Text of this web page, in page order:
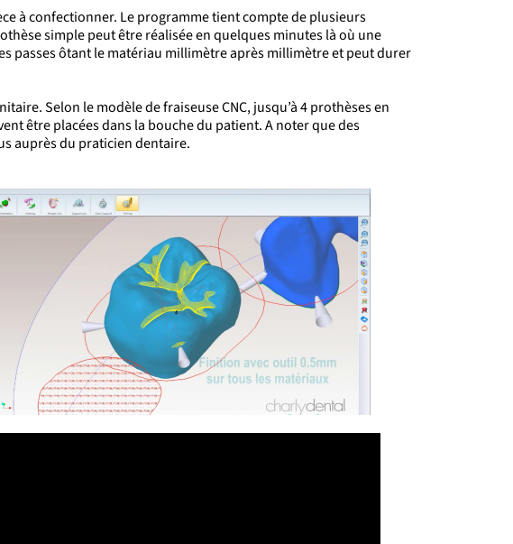
à confectionner. Le programme tient compte de plusieurs
simple peut être réalisée en quelques minutes là où une
passes ôtantle matériau millimètre après millimètre et peut durer
Selon le modèle defraiseuse CNC, jusqu’à 4 prothèses en
être placées dans la bouche du patient. A noter que des
auprès du praticien dentaire.